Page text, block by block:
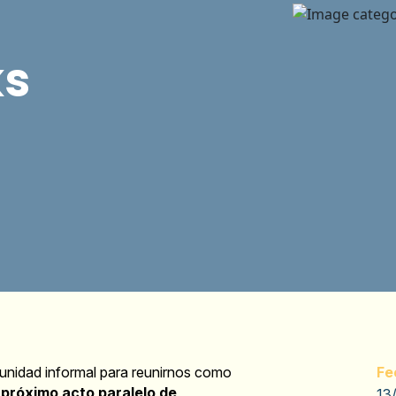
informal para reunirnos como
próximo acto paralelo de